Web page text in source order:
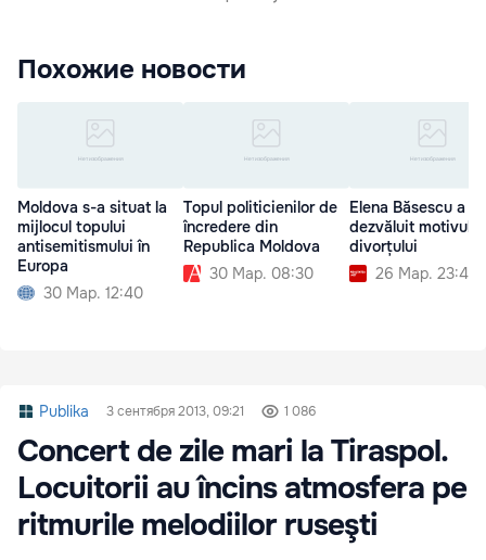
Похожие новости
Moldova s-a situat la
mijlocul topului
antisemitismului în
Europa
30 Мар. 12:40
Topul politicienilor de
încredere din
Republica Moldova
30 Мар. 08:30
Elena Băsescu a
dezvăluit motivul
divorțului
26 Мар. 23:40
Publika 3 сентября 2013, 09:21 1 086
Concert de zile mari la Tiraspol.
Locuitorii au încins atmosfera pe
ritmurile melodiilor ruseşti